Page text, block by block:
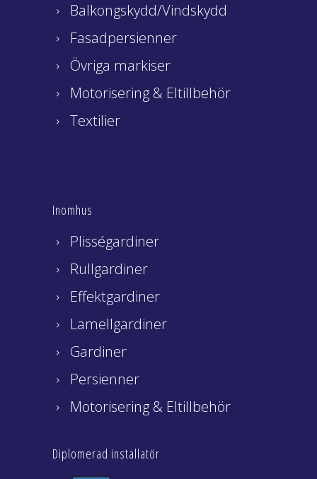
Balkongskydd/Vindskydd
Fasadpersienner
Övriga markiser
Motorisering & Eltillbehör
Textilier
Inomhus
Plisségardiner
Rullgardiner
Effektgardiner
Lamellgardiner
Gardiner
Persienner
Motorisering & Eltillbehör
Diplomerad installatör